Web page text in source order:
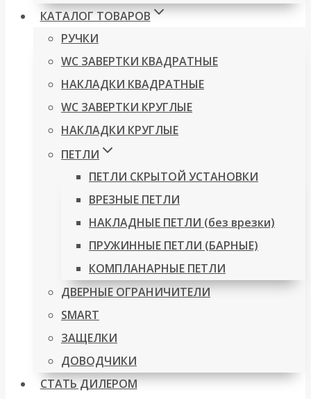
КАТАЛОГ ТОВАРОВ
РУЧКИ
WC ЗАВЕРТКИ КВАДРАТНЫЕ
НАКЛАДКИ КВАДРАТНЫЕ
WC ЗАВЕРТКИ КРУГЛЫЕ
НАКЛАДКИ КРУГЛЫЕ
ПЕТЛИ
ПЕТЛИ СКРЫТОЙ УСТАНОВКИ
ВРЕЗНЫЕ ПЕТЛИ
НАКЛАДНЫЕ ПЕТЛИ (без врезки)
ПРУЖИННЫЕ ПЕТЛИ (БАРНЫЕ)
КОМПЛАНАРНЫЕ ПЕТЛИ
ДВЕРНЫЕ ОГРАНИЧИТЕЛИ
SMART
ЗАЩЕЛКИ
ДОВОДЧИКИ
СТАТЬ ДИЛЕРОМ